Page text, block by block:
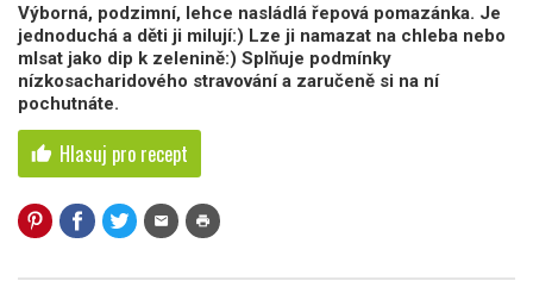
Výborná, podzimní, lehce nasládlá řepová pomazánka. Je
jednoduchá a děti ji milují:) Lze ji namazat na chleba nebo
mlsat jako dip k zelenině:) Splňuje podmínky
nízkosacharidového stravování a zaručeně si na ní
pochutnáte.
thumb_up Hlasuj pro recept
mail print